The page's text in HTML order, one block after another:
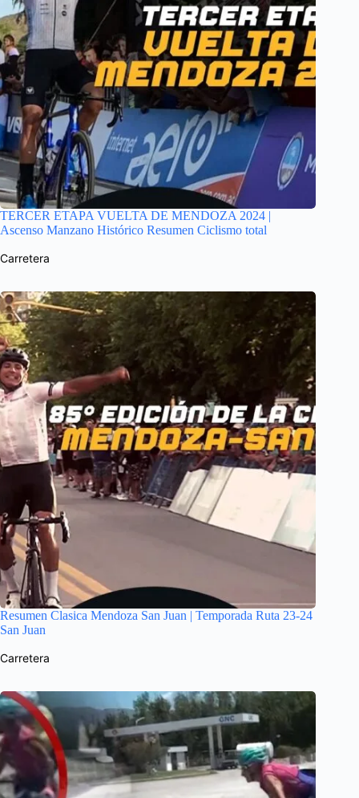
TERCER ETAPA VUELTA DE MENDOZA 2024 |
Ascenso Manzano Histórico Resumen Ciclismo total
Carretera
Resumen Clasica Mendoza San Juan | Temporada Ruta 23-24
San Juan
Carretera